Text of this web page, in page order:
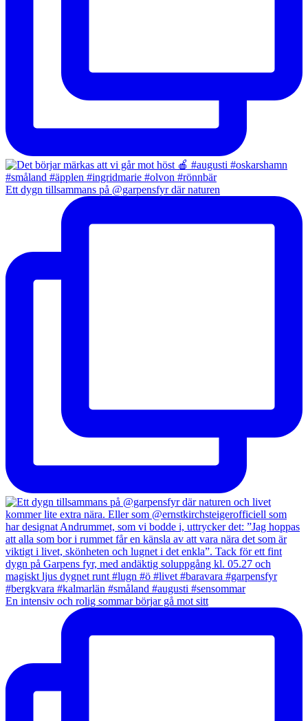
Ett dygn tillsammans på @garpensfyr där naturen
En intensiv och rolig sommar börjar gå mot sitt